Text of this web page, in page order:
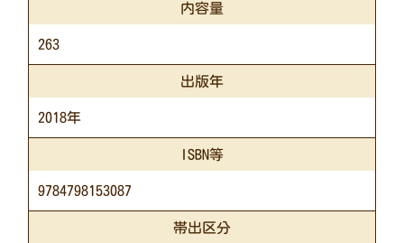
内容量
263
出版年
2018年
ISBN等
9784798153087
帯出区分